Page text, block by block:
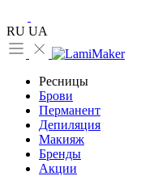
RU UA
Ресницы
Брови
Перманент
Депиляция
Макияж
Бренды
Акции